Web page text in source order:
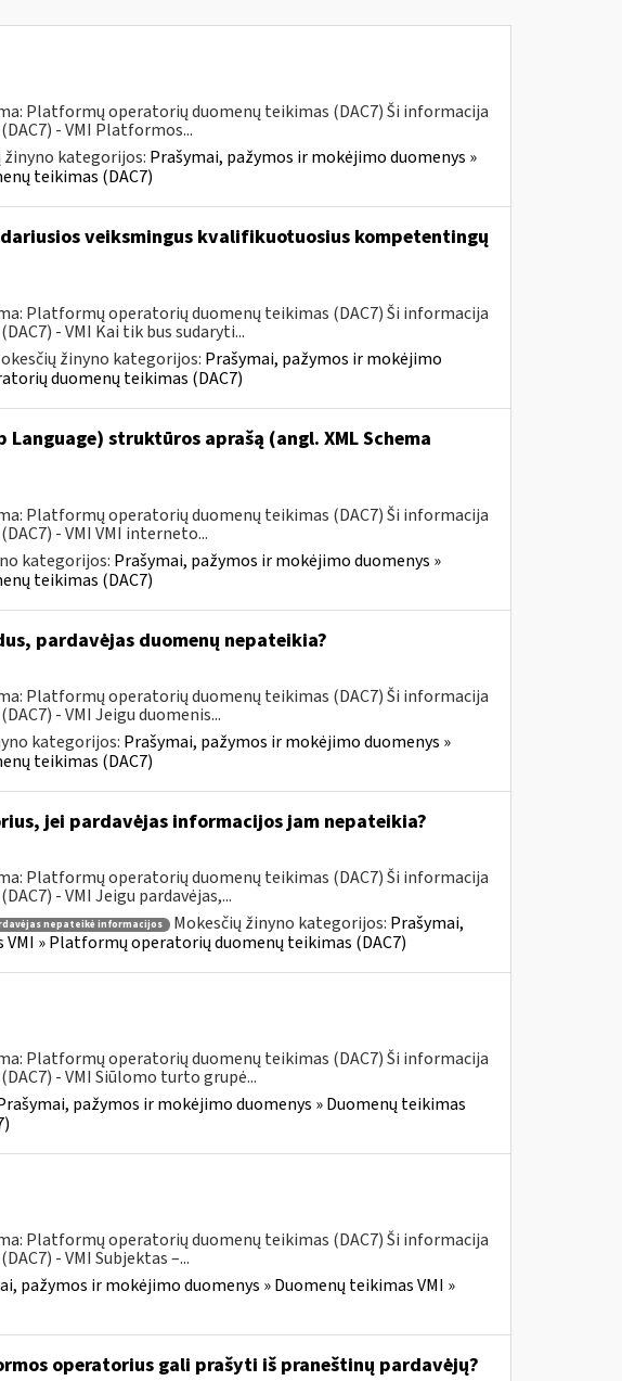
Platformų operatorių duomenų teikimas (DAC7) Ši informacija
- VMI Platformos...
žinyno kategorijos: Prašymai, pažymos ir mokėjimo duomenys »
teikimas (DAC7)
veiksmingus kvalifikuotuosius kompetentingų
Platformų operatorių duomenų teikimas (DAC7) Ši informacija
- VMI Kai tik bus sudaryti...
žinyno kategorijos: Prašymai, pažymos ir mokėjimo
duomenų teikimas (DAC7)
struktūros aprašą (angl. XML Schema
Platformų operatorių duomenų teikimas (DAC7) Ši informacija
- VMI VMI interneto...
kategorijos: Prašymai, pažymos ir mokėjimo duomenys »
teikimas (DAC7)
pardavėjas duomenų nepateikia?
Platformų operatorių duomenų teikimas (DAC7) Ši informacija
- VMI Jeigu duomenis...
kategorijos: Prašymai, pažymos ir mokėjimo duomenys »
teikimas (DAC7)
jei pardavėjas informacijos jam nepateikia?
Platformų operatorių duomenų teikimas (DAC7) Ši informacija
- VMI Jeigu pardavėjas,...
nepateikė informacijos Mokesčių žinyno kategorijos: Prašymai,
» Platformų operatorių duomenų teikimas (DAC7)
Platformų operatorių duomenų teikimas (DAC7) Ši informacija
- VMI Siūlomo turto grupė...
pažymos ir mokėjimo duomenys » Duomenų teikimas
Platformų operatorių duomenų teikimas (DAC7) Ši informacija
- VMI Subjektas –...
pažymos ir mokėjimo duomenys » Duomenų teikimas VMI »
operatorius gali prašyti iš praneštinų pardavėjų?